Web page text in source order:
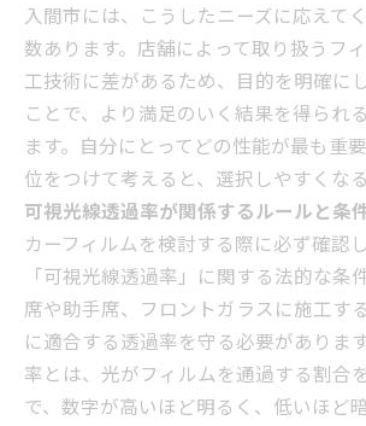
入間市には、こうしたニーズに応えて
数あります。店舗によって取り扱うフ
工技術に差があるため、目的を明確に
ことで、より満足のいく結果を得られ
ます。自分にとってどの性能が最も重
位をつけて考えると、選択しやすくな
可視光線透過率が関係するルールと条
カーフィルムを検討する際に必ず確認
「可視光線透過率」に関する法的な条
席や助手席、フロントガラスに施工す
に適合する透過率を守る必要がありま
率とは、光がフィルムを通過する割合
で、数字が高いほど明るく、低いほど